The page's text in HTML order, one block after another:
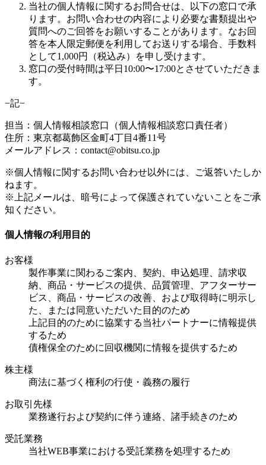
当社の個人情報に関するお問合せは、以下の窓口で承
ります。お問い合わせの内容により必要な書類提出や
質問へのご回答をお願いすることがあります。なお回
答を本人限定郵便を利用してお送りする場合、手数料
として1,000円（税込み）を申し受けます。
窓口の受付時間は平日10:00〜17:00とさせていただきま
す。
−記−
担当：個人情報相談窓口（個人情報相談窓口責任者）
住所：東京都葛飾区金町4丁目4番11号
メールアドレス：contact@obitsu.co.jp
※個人情報に関するお問い合わせ以外には、ご返答いたしか
ねます。
※上記メールは、暗号によって保護されていないことをご承
知ください。
個人情報の利用目的
お客様
製作事業に関わるご案内、契約、申込処理、請求収
納、商品・サービスの提供、品質管理、アフターサー
ビス、商品・サービスの改善、および取得時に明示し
た、または同意いただいた目的のため
上記目的のために協業する当社パートナーに情報提供
するため
債権保全のために回収機関に情報を提供するため
株主様
商法に基づく権利の行使・義務の履行
お取引先様
業務遂行および契約に伴う連絡、諸手続きのため
受託業務
当社WEB事業における受託業務を処理するため